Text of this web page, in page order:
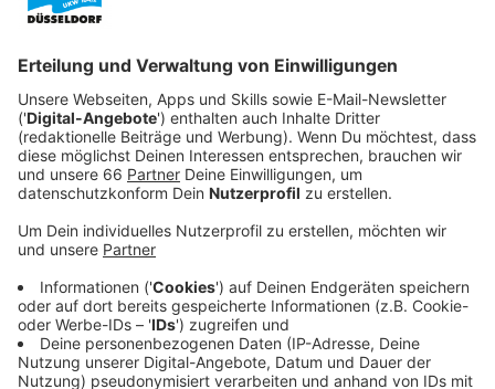
Wir benötigen Ihre
Zustimmung, um den YouTube
Video-Service zu laden!
Wir verwenden einen Service eines
Drittanbieters, um Videoinhalte
einzubetten. Dieser Service kann
Daten zu Ihren Aktivitäten
sammeln. Bitte lesen Sie die
Details durch und stimmen Sie der
Nutzung des Service zu, um dieses
Video anzusehen.